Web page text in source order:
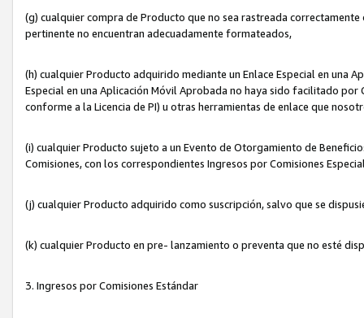
(g) cualquier compra de Producto que no sea rastreada
pertinente no encuentran adecuadamente formateados,
(h) cualquier Producto adquirido mediante un Enlace Especial en una
Especial en una Aplicación Móvil Aprobada no haya sido facilitado
conforme a la Licencia de PI) u otras herramientas de enlace que
(i) cualquier Producto sujeto a un Evento de Otorgamiento de
Comisiones, con los correspondientes Ingresos por Comisiones
(j) cualquier Producto adquirido como suscripción, salvo que se
(k) cualquier Producto en pre- lanzamiento o preventa que no esté
3. Ingresos por Comisiones Estándar